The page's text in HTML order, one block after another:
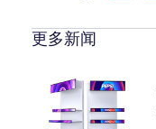
更多新闻